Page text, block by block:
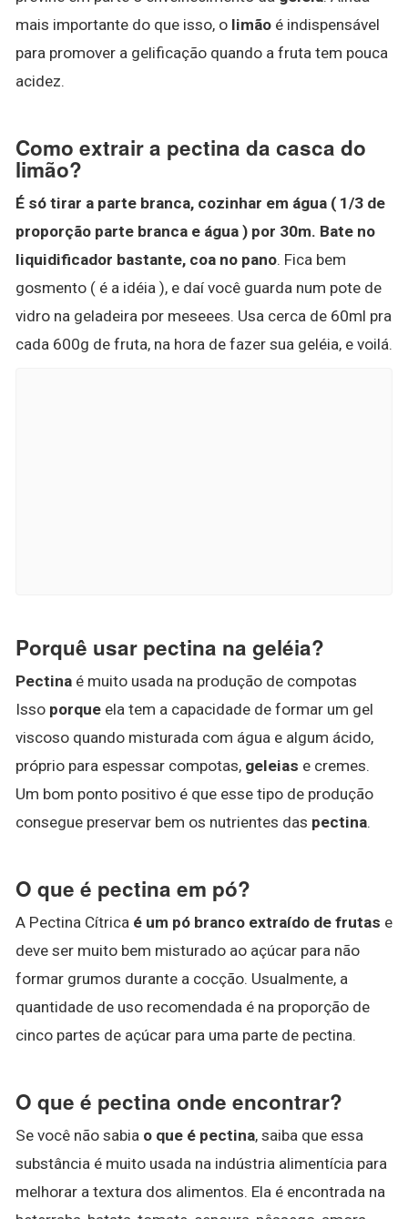
mais importante do que isso, o limão é indispensável
para promover a gelificação quando a fruta tem pouca
acidez.
Como extrair a pectina da casca do
limão?
É só tirar a parte branca, cozinhar em água ( 1/3 de
proporção parte branca e água ) por 30m. Bate no
liquidificador bastante, coa no pano. Fica bem
gosmento ( é a idéia ), e daí você guarda num pote de
vidro na geladeira por meseees. Usa cerca de 60ml pra
cada 600g de fruta, na hora de fazer sua geléia, e voilá.
Porquê usar pectina na geléia?
Pectina é muito usada na produção de compotas
Isso porque ela tem a capacidade de formar um gel
viscoso quando misturada com água e algum ácido,
próprio para espessar compotas, geleias e cremes.
Um bom ponto positivo é que esse tipo de produção
consegue preservar bem os nutrientes das pectina.
O que é pectina em pó?
A Pectina Cítrica é um pó branco extraído de frutas e
deve ser muito bem misturado ao açúcar para não
formar grumos durante a cocção. Usualmente, a
quantidade de uso recomendada é na proporção de
cinco partes de açúcar para uma parte de pectina.
O que é pectina onde encontrar?
Se você não sabia o que é pectina, saiba que essa
substância é muito usada na indústria alimentícia para
melhorar a textura dos alimentos. Ela é encontrada na